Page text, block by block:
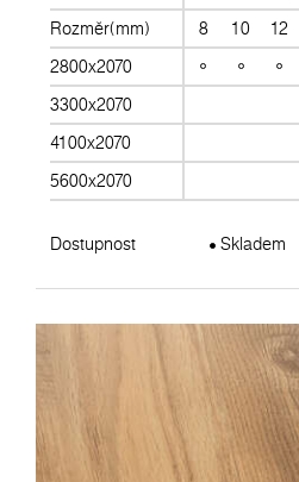
Rozměr(mm)
8 10 12
2800x2070
3300x2070
4100x2070
5600x2070
Dostupnost Skladem